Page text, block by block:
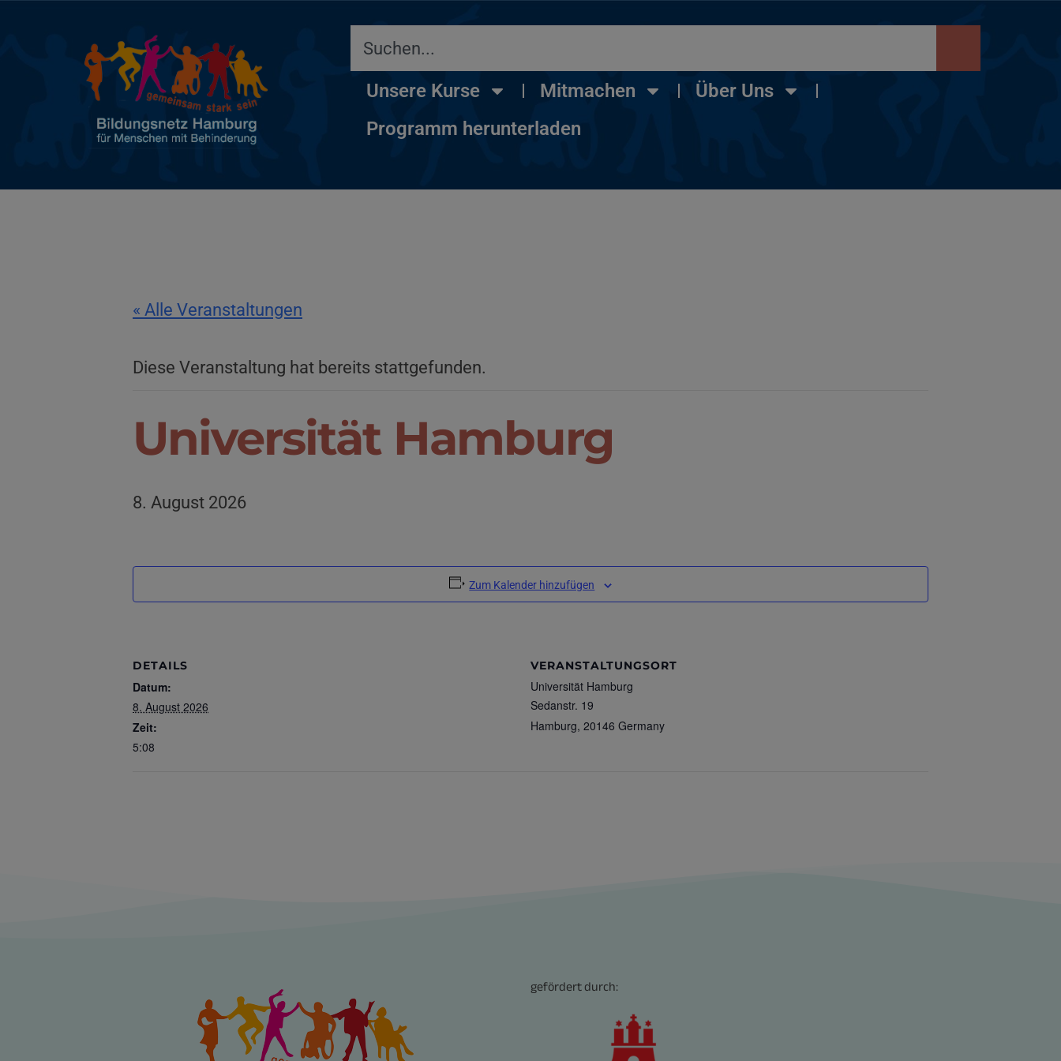
Unsere Kurse Mitmachen
Über Uns
Programm herunterladen
« Alle Veranstaltungen
Diese Veranstaltung hat bereits stattgefunden.
Universität Hamburg
8. August 2026
Zum Kalender hinzufügen
DETAILS
Datum:
8. August 2026
Zeit:
5:08
VERANSTALTUNGSORT
Universität Hamburg
Sedanstr. 19
Hamburg, 20146 Germany
gefördert durch: